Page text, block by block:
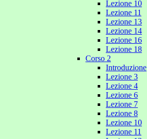
Lezione 10
Lezione 11
Lezione 13
Lezione 14
Lezione 16
Lezione 18
Corso 2
Introduzione
Lezione 3
Lezione 4
Lezione 6
Lezione 7
Lezione 8
Lezione 10
Lezione 11